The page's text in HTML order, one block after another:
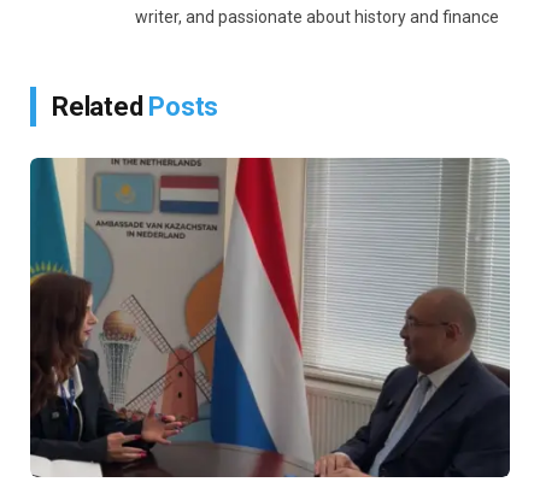
writer, and passionate about history and finance
Related Posts